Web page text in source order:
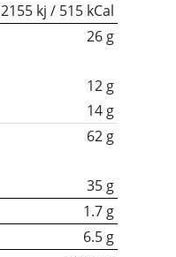
2155 kj / 515 kCal
26 g
12 g
14 g
62 g
35 g
1.7 g
6.5 g